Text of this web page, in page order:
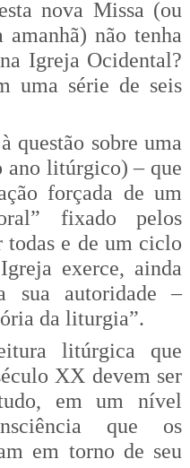
nova Missa (ou
amanhã) não tenha
Igreja Ocidental?
uma série de seis
questão sobre uma
ano litúrgico) – que
forçada de um
fixado pelos
todas e de um ciclo
exerce, ainda
sua autoridade –
da liturgia”.
litúrgica que
XX devem ser
em um nível
que os
em torno de seu